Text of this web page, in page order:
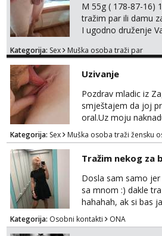
M 55g ( 178-87-16)
tražim par ili damu
I ugodno druženje
trata.vrh@gmail.com
Kategorija: Sex Muška osoba traži par
Uzivanje
Pozdrav mladic iz
smještajem da joj
oral.Uz moju
.Diskrecija osigurana.
Kategorija: Sex Muška osoba traži žensku
Tražim nekog za
Dosla sam samo
sa mnom :) dakle
hahahah, ak si bas
razmislit za dalje
tamo, cekam te!
Kategorija: Osobni kontakti ONA